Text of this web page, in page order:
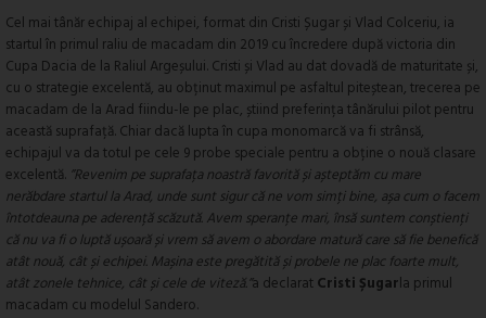
Cel mai tânăr echipaj al echipei, format din Cristi Șugar și Vlad Colceriu, ia
startul în primul raliu de macadam din 2019 cu încredere după victoria din
Cupa Dacia de la Raliul Argeșului. Cristi și Vlad au dat dovadă de maturitate și,
cu o strategie excelentă, au obținut maximul pe asfaltul piteștean, trecerea pe
macadam de la Arad fiindu-le pe plac, știind preferința tânărului pilot pentru
această suprafață. Chiar dacă lupta în cupa monomarcă va fi strânsă,
echipajul va da totul pe cele 9 probe speciale pentru a obține o nouă clasare
excelentă. ”Revenim pe suprafața noastră favorită și așteptăm cu mare
nerăbdare startul la Arad, unde sunt sigur că ne vom simți bine, așa cum o facem
întotdeauna pe aderență scăzută. Avem speranțe mari, însă suntem conștienți
că nu va fi o luptă ușoară și vrem să avem o abordare matură care să fie benefică
atât nouă, cât și echipei. Mașina este pregătită și probele ne plac foarte mult,
atât zonele tehnice, cât și cele de viteză.”a declaratCristi Șugarla primul
macadam cu modelul Sandero.